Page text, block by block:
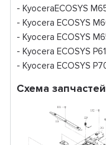
- KyoceraECOSYS
- Kyocera ECOSYS
- Kyocera ECOSYS
- Kyocera ECOSYS
- Kyocera ECOSYS
Схема